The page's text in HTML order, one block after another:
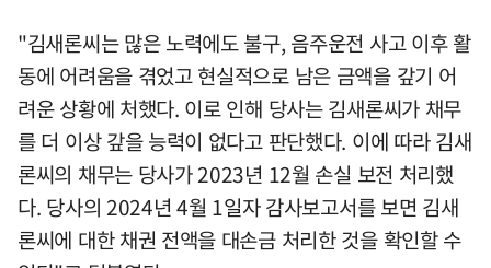
"김새론씨는 많은 노력에도 불구, 음주운전 사고 이후 활
동에 어려움을 겪었고 현실적으로 남은 금액을 갚기 어
려운 상황에 처했다. 이로 인해 당사는 김새론씨가 채무
를 더 이상 갚을 능력이 없다고 판단했다. 이에 따라 김새
론씨의 채무는 당사가 2023년 12월 손실 보전 처리했
다. 당사의 2024년 4월 1일자 감사보고서를 보면 김새
론씨에 대한 채권 전액을 대손금 처리한 것을 확인할 수